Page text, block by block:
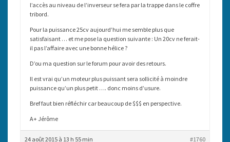
l’accès au niveau de l’inverseur se fera par la trappe dans le coffre
tribord.
Pour la puissance 25cv aujourd’hui me semble plus que
satisfaisant … et me pose la question suivante : Un 20cv ne ferait-
il pas l’affaire avec une bonne hélice ?
D’ou ma question sur le forum pour avoir des retours.
Il est vrai qu’un moteur plus puissant sera sollicité à moindre
puissance qu’un plus petit …. donc moins d’usure.
Bref faut bien réfléchir car beaucoup de $$$ en perspective.
A+ Jérôme
24 août 2015 à 13 h 55 min #1760